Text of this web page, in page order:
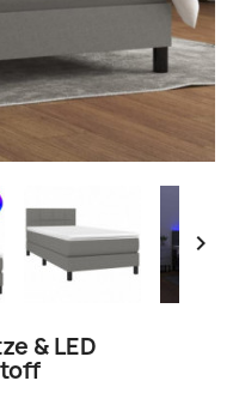

& LED